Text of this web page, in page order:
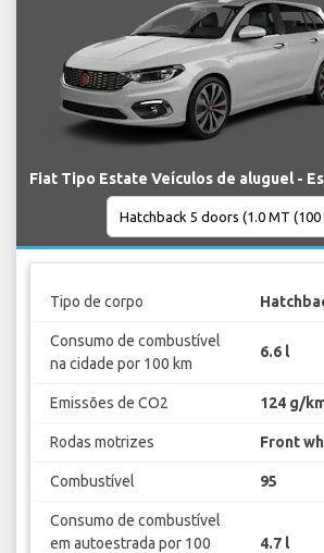
Fiat Tipo Estate Veículos de aluguel -
Tipo de corpo
Consumo de combustível
na cidade por 100 km
6.6 l
Emissões de CO2 124 g/
Rodas motrizes Front
Combustível 95
Consumo de combustível
em autoestrada por 100
4.7 l